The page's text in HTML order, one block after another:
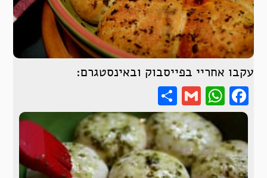
עקבו אחריי בפייסבוק ובאינסטגרם:
Facebook
WhatsApp
Gmail